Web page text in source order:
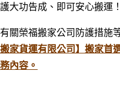
護大功告成 、 即可安心搬運！
有關榮福搬家公司防護措施
搬家貨運有限公司】搬家首
務內容。